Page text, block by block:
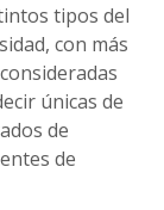
tipos del
con más
únicas de
de
de